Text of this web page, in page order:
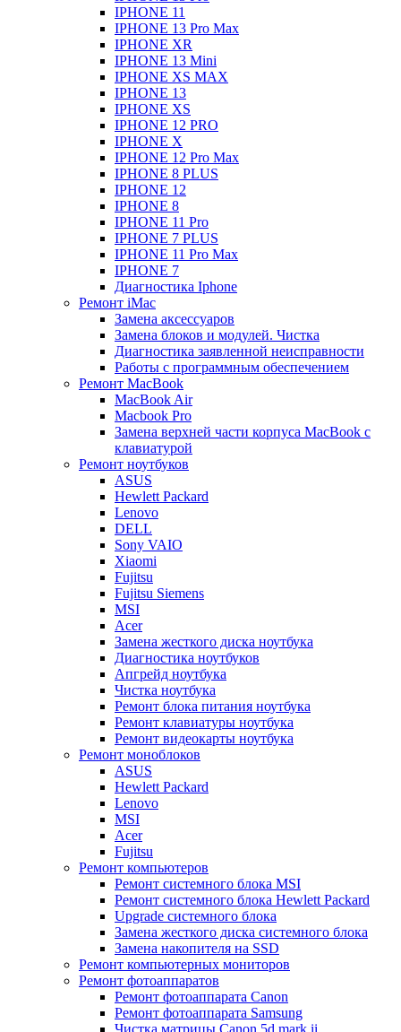
IPHONE 11
IPHONE 13 Pro Max
IPHONE XR
IPHONE 13 Mini
IPHONE XS MAX
IPHONE 13
IPHONE XS
IPHONE 12 PRO
IPHONE X
IPHONE 12 Pro Max
IPHONE 8 PLUS
IPHONE 12
IPHONE 8
IPHONE 11 Pro
IPHONE 7 PLUS
IPHONE 11 Pro Max
IPHONE 7
Диагностика Iphone
Ремонт iMac
Замена аксессуаров
Замена блоков и модулей. Чистка
Диагностика заявленной неисправности
Работы с программным обеспечением
Ремонт MacBook
MacBook Air
Macbook Pro
Замена верхней части корпуса MacBook с
клавиатурой
Ремонт ноутбуков
ASUS
Hewlett Packard
Lenovo
DELL
Sony VAIO
Xiaomi
Fujitsu
Fujitsu Siemens
MSI
Acer
Замена жесткого диска ноутбука
Диагностика ноутбуков
Апгрейд ноутбука
Чистка ноутбука
Ремонт блока питания ноутбука
Ремонт клавиатуры ноутбука
Ремонт видеокарты ноутбука
Ремонт моноблоков
ASUS
Hewlett Packard
Lenovo
MSI
Acer
Fujitsu
Ремонт компьютеров
Ремонт системного блока MSI
Ремонт системного блока Hewlett Packard
Upgrade системного блока
Замена жесткого диска системного блока
Замена накопителя на SSD
Ремонт компьютерных мониторов
Ремонт фотоаппаратов
Ремонт фотоаппарата Canon
Ремонт фотоаппарата Samsung
Чистка матрицы Canon 5d mark ii